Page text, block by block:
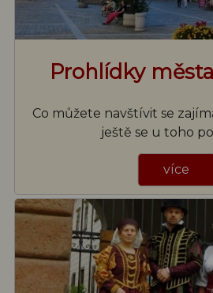
Prohlídky
Co můžete navštívit se
ještě se u toho
více